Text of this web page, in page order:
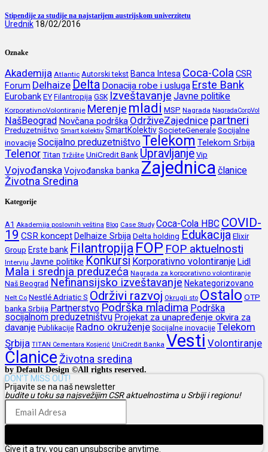
Stipendije za studije na najstarijem austrijskom univerzitetu
Urednik 18/02/2016
Oznake
Akademija Atlantic Autorski tekst Banca Intesa Coca-Cola CSR
Forum Delhaize Delta Donacija robe i usluga Erste Bank
EurobankEY Filantropija GSK Izveštavanje Javne politike
KorporativnoVolontiranje Merenje mladi MSP Nagrada NagradaCorpVol
NašBeograd Novčana podrška OdrživeZajednice partneri
Preduzetništvo Smart kolektiv SmartKolektivSocieteGeneraleSocijalne
inovacijeSocijalno preduzetništvoTelekom Telekom Srbija
TelenorTitan Tržište UniCredit Bank Upravljanje Vip
VojvođanskaVojvođanska banka Zajednica članice
Životna Sredina
Kategorije
A1 Akademija poslovnih veština Blog Case Study Coca-Cola HBC COVID-
19 CSR konceptDelhaize Srbija Delta holding Edukacija Elixir
Group Erste bank Filantropija FOP FOP aktuelnosti
Intervju Javne politike Konkursi Korporativno volontiranjeLidl
Mala i srednja preduzeća Nagrada za korporativno volontiranje
Naš Beograd Nefinansijsko izveštavanje Nekategorizovano
Nelt Co Nestlé Adriatic S Održivi razvoj Okrugli sto Ostalo OTP
banka Srbija Partnerstvo Podrška mladima Podrška
socijalnom preduzetništvu Projekat za unapređenje okvira za
davanje Publikacije Radno okruženje Socijalne inovacije Telekom
Srbija TITAN Cementara Kosjerić UniCredit Banka Vesti Volontiranje
Članice Životna sredina
by Default Design ©All rights reserved.
DON’T MISS OUT!
Prijavite se na naš newsletter
budite u toku sa najsvežijim CSR aktuelnostima u Srbiji i regionu!
Give it a try, you can unsubscribe anytime.